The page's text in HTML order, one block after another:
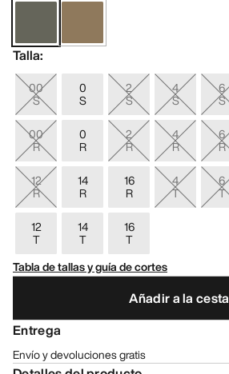
Talla:
00
S
0
S
2
S
4
S
6
S
00
R
0
R
2
R
4
R
6
R
12
R
14
R
16
R
4
T
6
T
12
T
14
T
16
T
Tabla de tallas y guía de cortes
Añadir a la cesta
Entrega
Envío y devoluciones gratis